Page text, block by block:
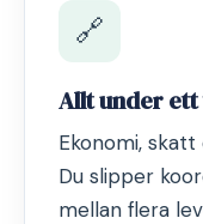
🔗
Allt under
Ekonomi,
Du slipper
mellan flera